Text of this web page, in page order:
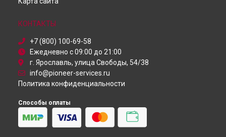
КОНТАКТЫ
+7 (800) 100-69-58
Ежедневно с 09:00 до 21:00
г. Ярославль, улица Свободы, 54/38
info@pioneer-services.ru
Политика конфиденциальности
Способы оплаты